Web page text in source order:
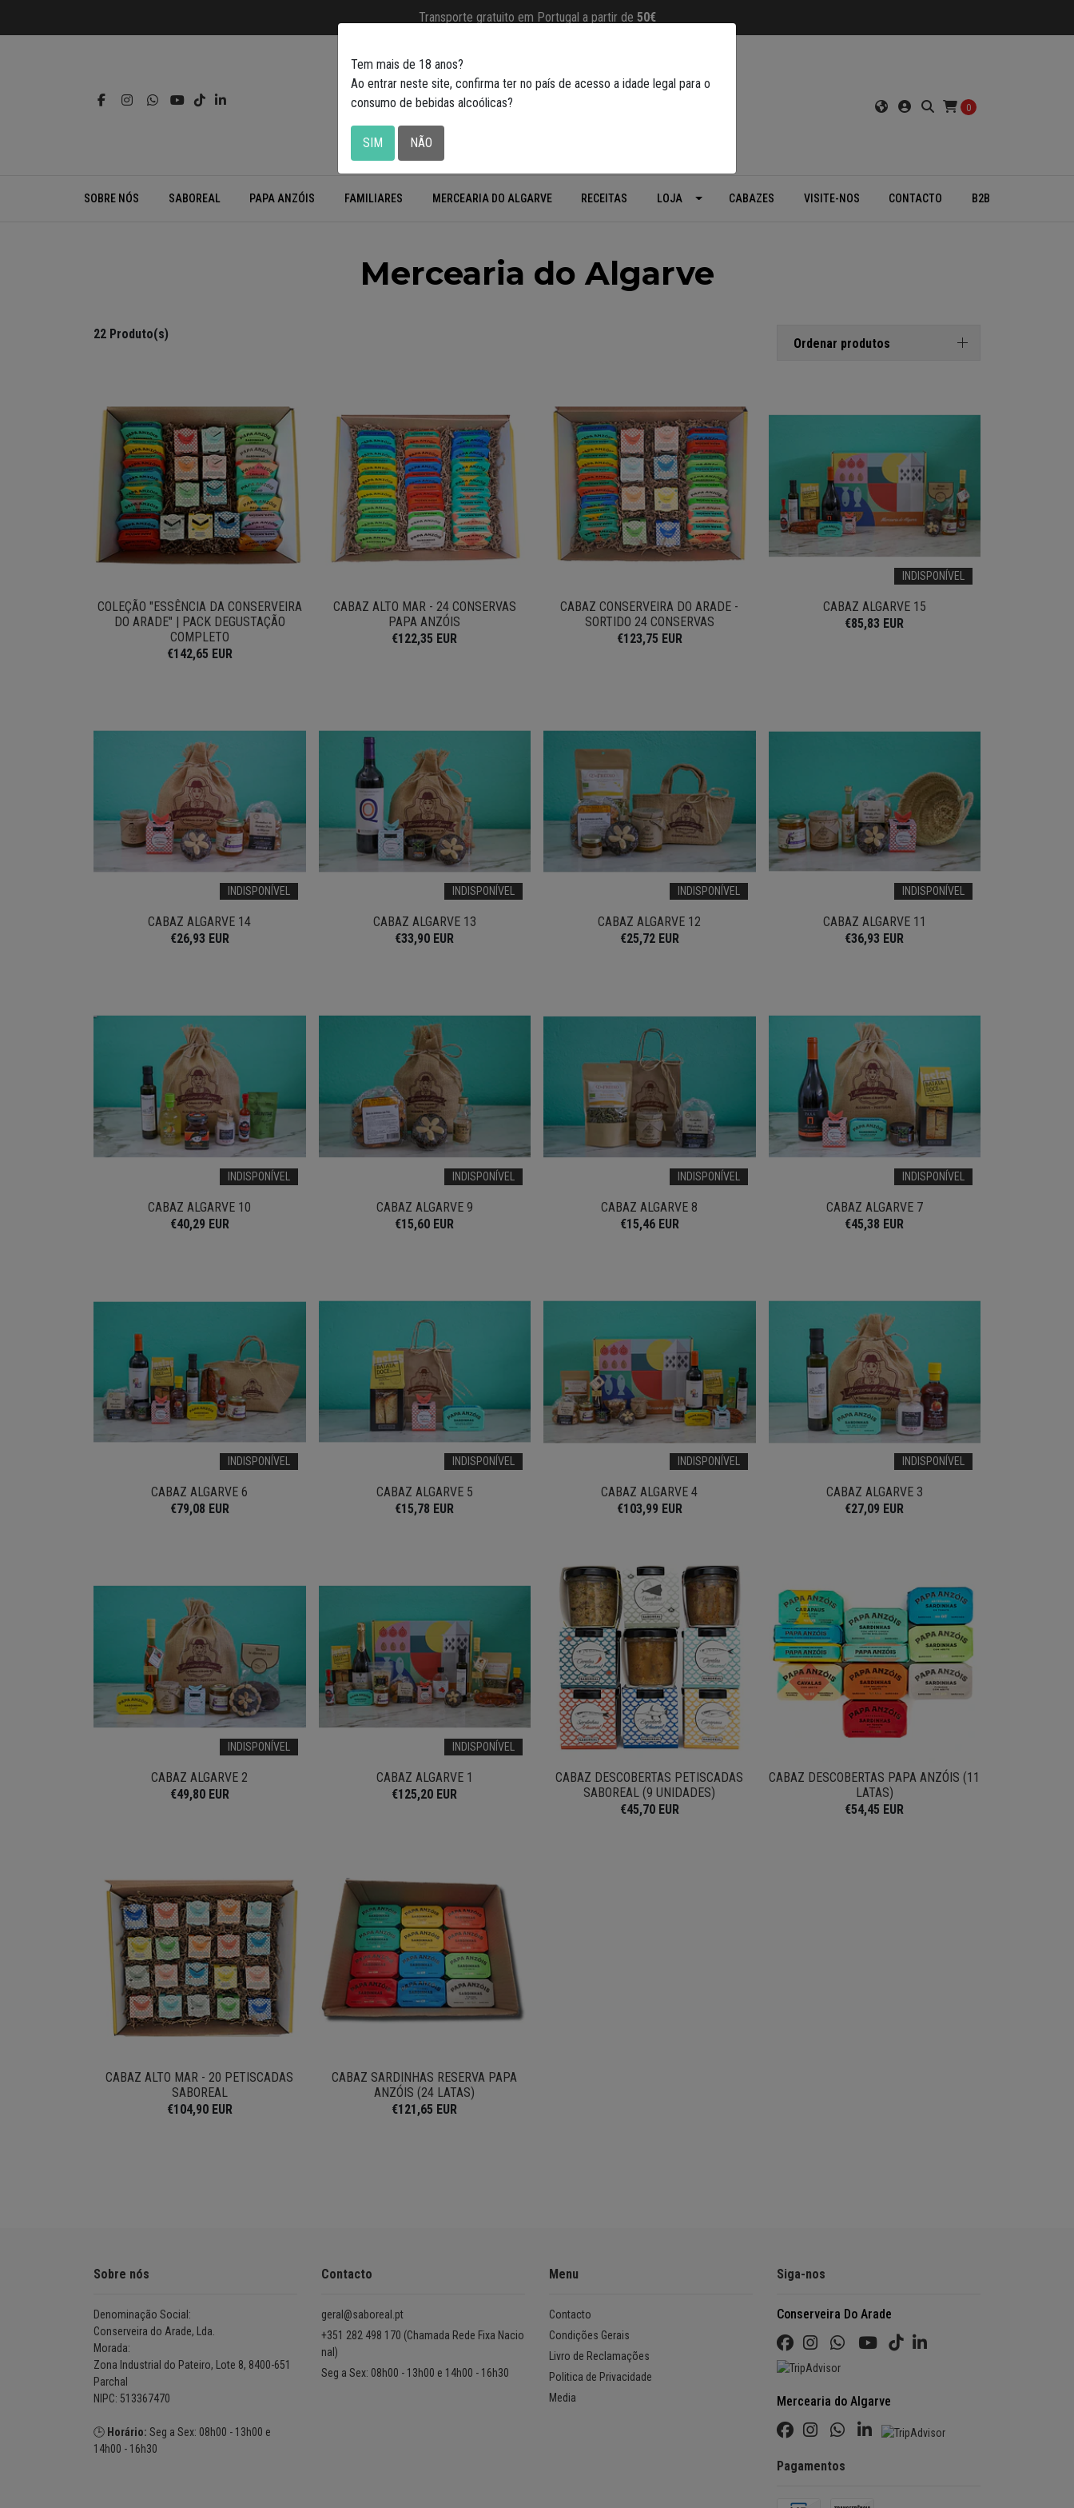
Transporte gratuito em Portugal a partir de 50€
0
SOBRE NÓS SABOREAL PAPA ANZÓIS FAMILIARES MERCEARIA DO ALGARVE RECEITAS LOJA CABAZES VISITE-NOS CONTACTO B2B
Mercearia do Algarve
22 Produto(s)
Ordenar produtos
COLEÇÃO "ESSÊNCIA DA CONSERVEIRA
DO ARADE" | PACK DEGUSTAÇÃO
COMPLETO
€142,65 EUR
CABAZ ALTO MAR - 24 CONSERVAS
PAPA ANZÓIS
€122,35 EUR
CABAZ CONSERVEIRA DO ARADE -
SORTIDO 24 CONSERVAS
€123,75 EUR
INDISPONÍVEL
CABAZ ALGARVE 15
€85,83 EUR
INDISPONÍVEL
CABAZ ALGARVE 14
€26,93 EUR
INDISPONÍVEL
CABAZ ALGARVE 13
€33,90 EUR
INDISPONÍVEL
CABAZ ALGARVE 12
€25,72 EUR
INDISPONÍVEL
CABAZ ALGARVE 11
€36,93 EUR
INDISPONÍVEL
CABAZ ALGARVE 10
€40,29 EUR
INDISPONÍVEL
CABAZ ALGARVE 9
€15,60 EUR
INDISPONÍVEL
CABAZ ALGARVE 8
€15,46 EUR
INDISPONÍVEL
CABAZ ALGARVE 7
€45,38 EUR
INDISPONÍVEL
CABAZ ALGARVE 6
€79,08 EUR
INDISPONÍVEL
CABAZ ALGARVE 5
€15,78 EUR
INDISPONÍVEL
CABAZ ALGARVE 4
€103,99 EUR
INDISPONÍVEL
CABAZ ALGARVE 3
€27,09 EUR
INDISPONÍVEL
CABAZ ALGARVE 2
€49,80 EUR
INDISPONÍVEL
CABAZ ALGARVE 1
€125,20 EUR
CABAZ DESCOBERTAS PETISCADAS
SABOREAL (9 UNIDADES)
€45,70 EUR
CABAZ DESCOBERTAS PAPA ANZÓIS (11
LATAS)
€54,45 EUR
CABAZ ALTO MAR - 20 PETISCADAS
SABOREAL
€104,90 EUR
CABAZ SARDINHAS RESERVA PAPA
ANZÓIS (24 LATAS)
€121,65 EUR
Sobre nós
Denominação Social:
Conserveira do Arade, Lda.
Morada:
Zona Industrial do Pateiro, Lote 8, 8400-651
Parchal
NIPC: 513367470
🕒 Horário: Seg a Sex: 08h00 - 13h00 e
14h00 - 16h30
Contacto
geral@saboreal.pt
+351 282 498 170 (Chamada Rede Fixa Nacio
nal)
Seg a Sex: 08h00 - 13h00 e 14h00 - 16h30
Menu
Contacto
Condições Gerais
Livro de Reclamações
Politica de Privacidade
Media
Siga-nos
Conserveira Do Arade
Mercearia do Algarve
Pagamentos
Tem mais de 18 anos?
Ao entrar neste site, confirma ter no país de acesso a idade legal para o
consumo de bebidas alcoólicas?
SIM NÃO